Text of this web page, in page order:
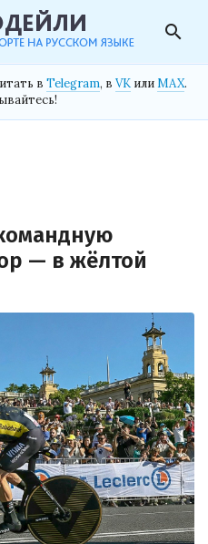
search
в Telegram, в VK илиMAX.
— в жёлтой